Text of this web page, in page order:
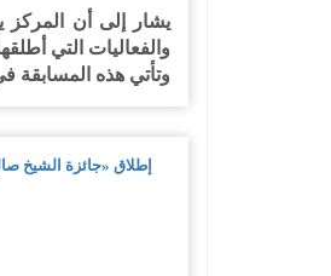
يشار إلى أن المركز
والفعاليات التي
وتأتي هذه المسابقة
إطلاق «جائزة الشيخ